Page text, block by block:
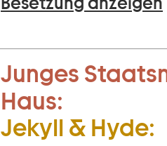
Junges
Haus:
Jekyll & Hyde: